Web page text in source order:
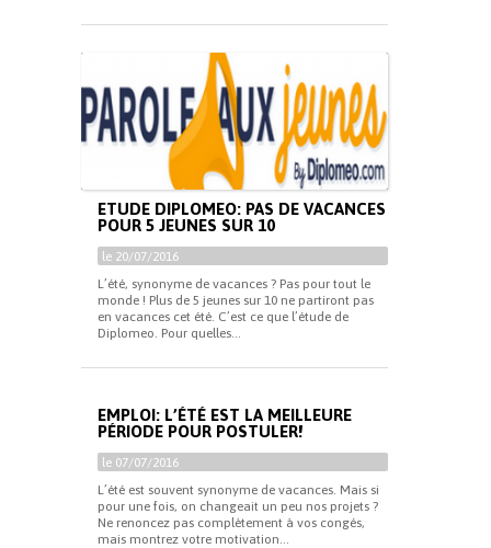
ETUDE DIPLOMEO: PAS DE VACANCES
POUR 5 JEUNES SUR 10
le 20/07/2016
L’été, synonyme de vacances ? Pas pour tout le
monde ! Plus de 5 jeunes sur 10 ne partiront pas
en vacances cet été. C’est ce que l’étude de
Diplomeo. Pour quelles...
EMPLOI: L’ÉTÉ EST LA MEILLEURE
PÉRIODE POUR POSTULER!
le 07/07/2016
L’été est souvent synonyme de vacances. Mais si
pour une fois, on changeait un peu nos projets ?
Ne renoncez pas complètement à vos congés,
mais montrez votre motivation...